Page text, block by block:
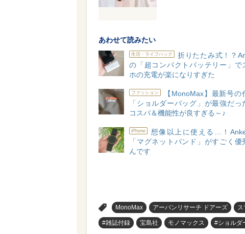
あわせて読みたい
生活・ライフハック
折りたたみ式！？
の「超コンパクトバッテリー」で
ホの充電が楽になりすぎた
ファッション
【MonoMax】最新号の
「ショルダーバッグ」が最強だっ
コスパ＆機能性が良すぎる～♪
iPhone
想像以上に使える…！
「マグネットバンド」がすごく優
んです
MonoMax アーバンリサーチ ドアーズ ス
#雑誌付録 宝島社 モノマックス #ショルダ